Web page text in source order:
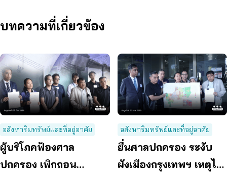
บทความที่เกี่ยวข้อง
อสังหาริมทรัพย์และที่อยู่อาศัย
ผู้บริโภคฟ้องศาล
ปกครอง เพิกถอน
อสังหาริมทรัพย์และที่อยู่อาศัย
ยื่นศาลปกครอง ระงับ
ผังเมืองกรุงเทพฯ เหตุไม่